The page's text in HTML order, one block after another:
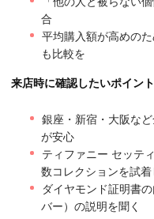
合
平均購入額が高めの
も比較を
来店時に確認したいポイント
銀座・新宿・大阪な
が安心
ティファニー セッテ
数コレクションを試
ダイヤモンド証明書
バー）の説明を聞く